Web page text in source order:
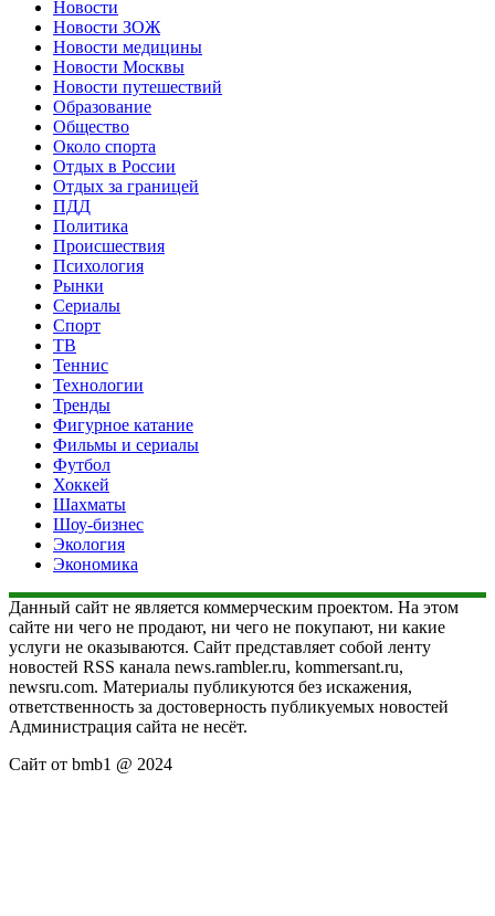
Новости
Новости ЗОЖ
Новости медицины
Новости Москвы
Новости путешествий
Образование
Общество
Около спорта
Отдых в России
Отдых за границей
ПДД
Политика
Происшествия
Психология
Рынки
Сериалы
Спорт
ТВ
Теннис
Технологии
Тренды
Фигурное катание
Фильмы и сериалы
Футбол
Хоккей
Шахматы
Шоу-бизнес
Экология
Экономика
Данный сайт не является коммерческим проектом. На этом
сайте ни чего не продают, ни чего не покупают, ни какие
услуги не оказываются. Сайт представляет собой ленту
новостей RSS канала news.rambler.ru, kommersant.ru,
newsru.com. Материалы публикуются без искажения,
ответственность за достоверность публикуемых новостей
Администрация сайта не несёт.
Сайт от bmb1 @ 2024